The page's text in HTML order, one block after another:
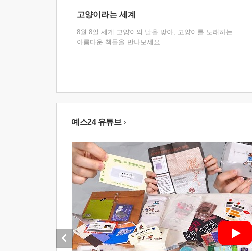
고양이라는 세계
8월 8일 세계 고양이의 날을 맞아, 고양이를 노래하는
아름다운 책들을 만나보세요.
예스24 유튜브